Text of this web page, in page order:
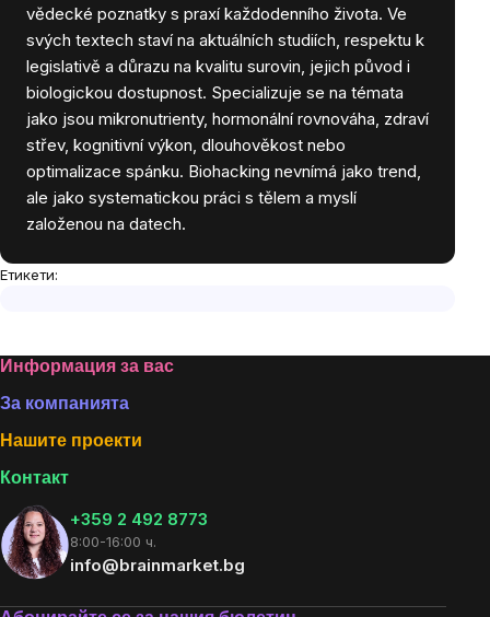
vědecké poznatky s praxí každodenního života. Ve
svých textech staví na aktuálních studiích, respektu k
legislativě a důrazu na kvalitu surovin, jejich původ i
biologickou dostupnost. Specializuje se na témata
jako jsou mikronutrienty, hormonální rovnováha, zdraví
střev, kognitivní výkon, dlouhověkost nebo
optimalizace spánku. Biohacking nevnímá jako trend,
ale jako systematickou práci s tělem a myslí
založenou na datech.
Етикети:
Footer
Информация за вас
За компанията
Нашите проекти
Контакт
+359 2 492 8773
8:00-16:00 ч.
info@brainmarket.bg